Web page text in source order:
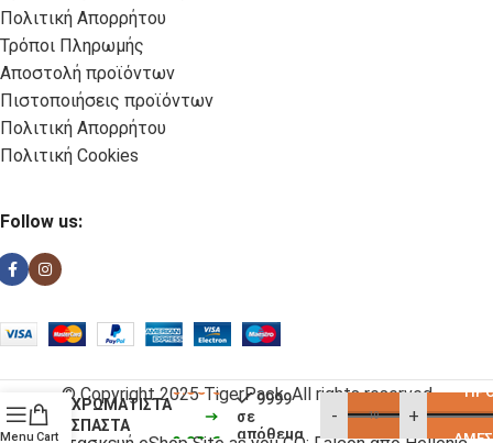
Πολιτική Απορρήτου
Τρόποι Πληρωμής
Αποστολή προϊόντων
Πιστοποιήσεις προϊόντων
Πολιτική Απορρήτου
Πολιτική Cookies
Follow us:
© Copyright 2025 TigerPack. All rights reserved
Menu Cart
ΚΑΛΑΜΑΚΙΑ
ΧΡΩΜΑΤΙΣΤΑ
ΣΠΑΣΤΑ
0.35€
9999
σε
απόθεμα
- +